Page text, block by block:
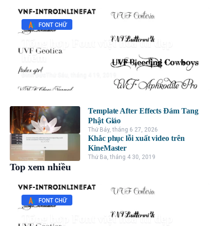
FONT CHỮ
Tổng hợp Font việt hóa ttf đẹp
hiếm
Đình Đức
Template After Effects Đám Tang
Phật Giáo
Thứ Bảy, tháng 6 27, 2026
Khắc phục lỗi xuất video trên
KineMaster
Thứ Ba, tháng 4 30, 2019
Top xem nhiều
FONT CHỮ
Tổng hợp Font việt hóa ttf đẹp